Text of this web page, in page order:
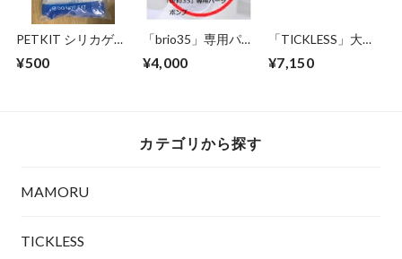
PETKIT シリカゲル
交換用「フレッシュ
エレメント」専用 5
¥500
「brio35」専用パー
ツ: ポンプ (エルボー
パーツ付)
¥4,000
「TICKLESS」大人
用 送料無料 (チック
レス) ～アウトドア
¥7,150
カテゴリから探す
MAMORU
TICKLESS